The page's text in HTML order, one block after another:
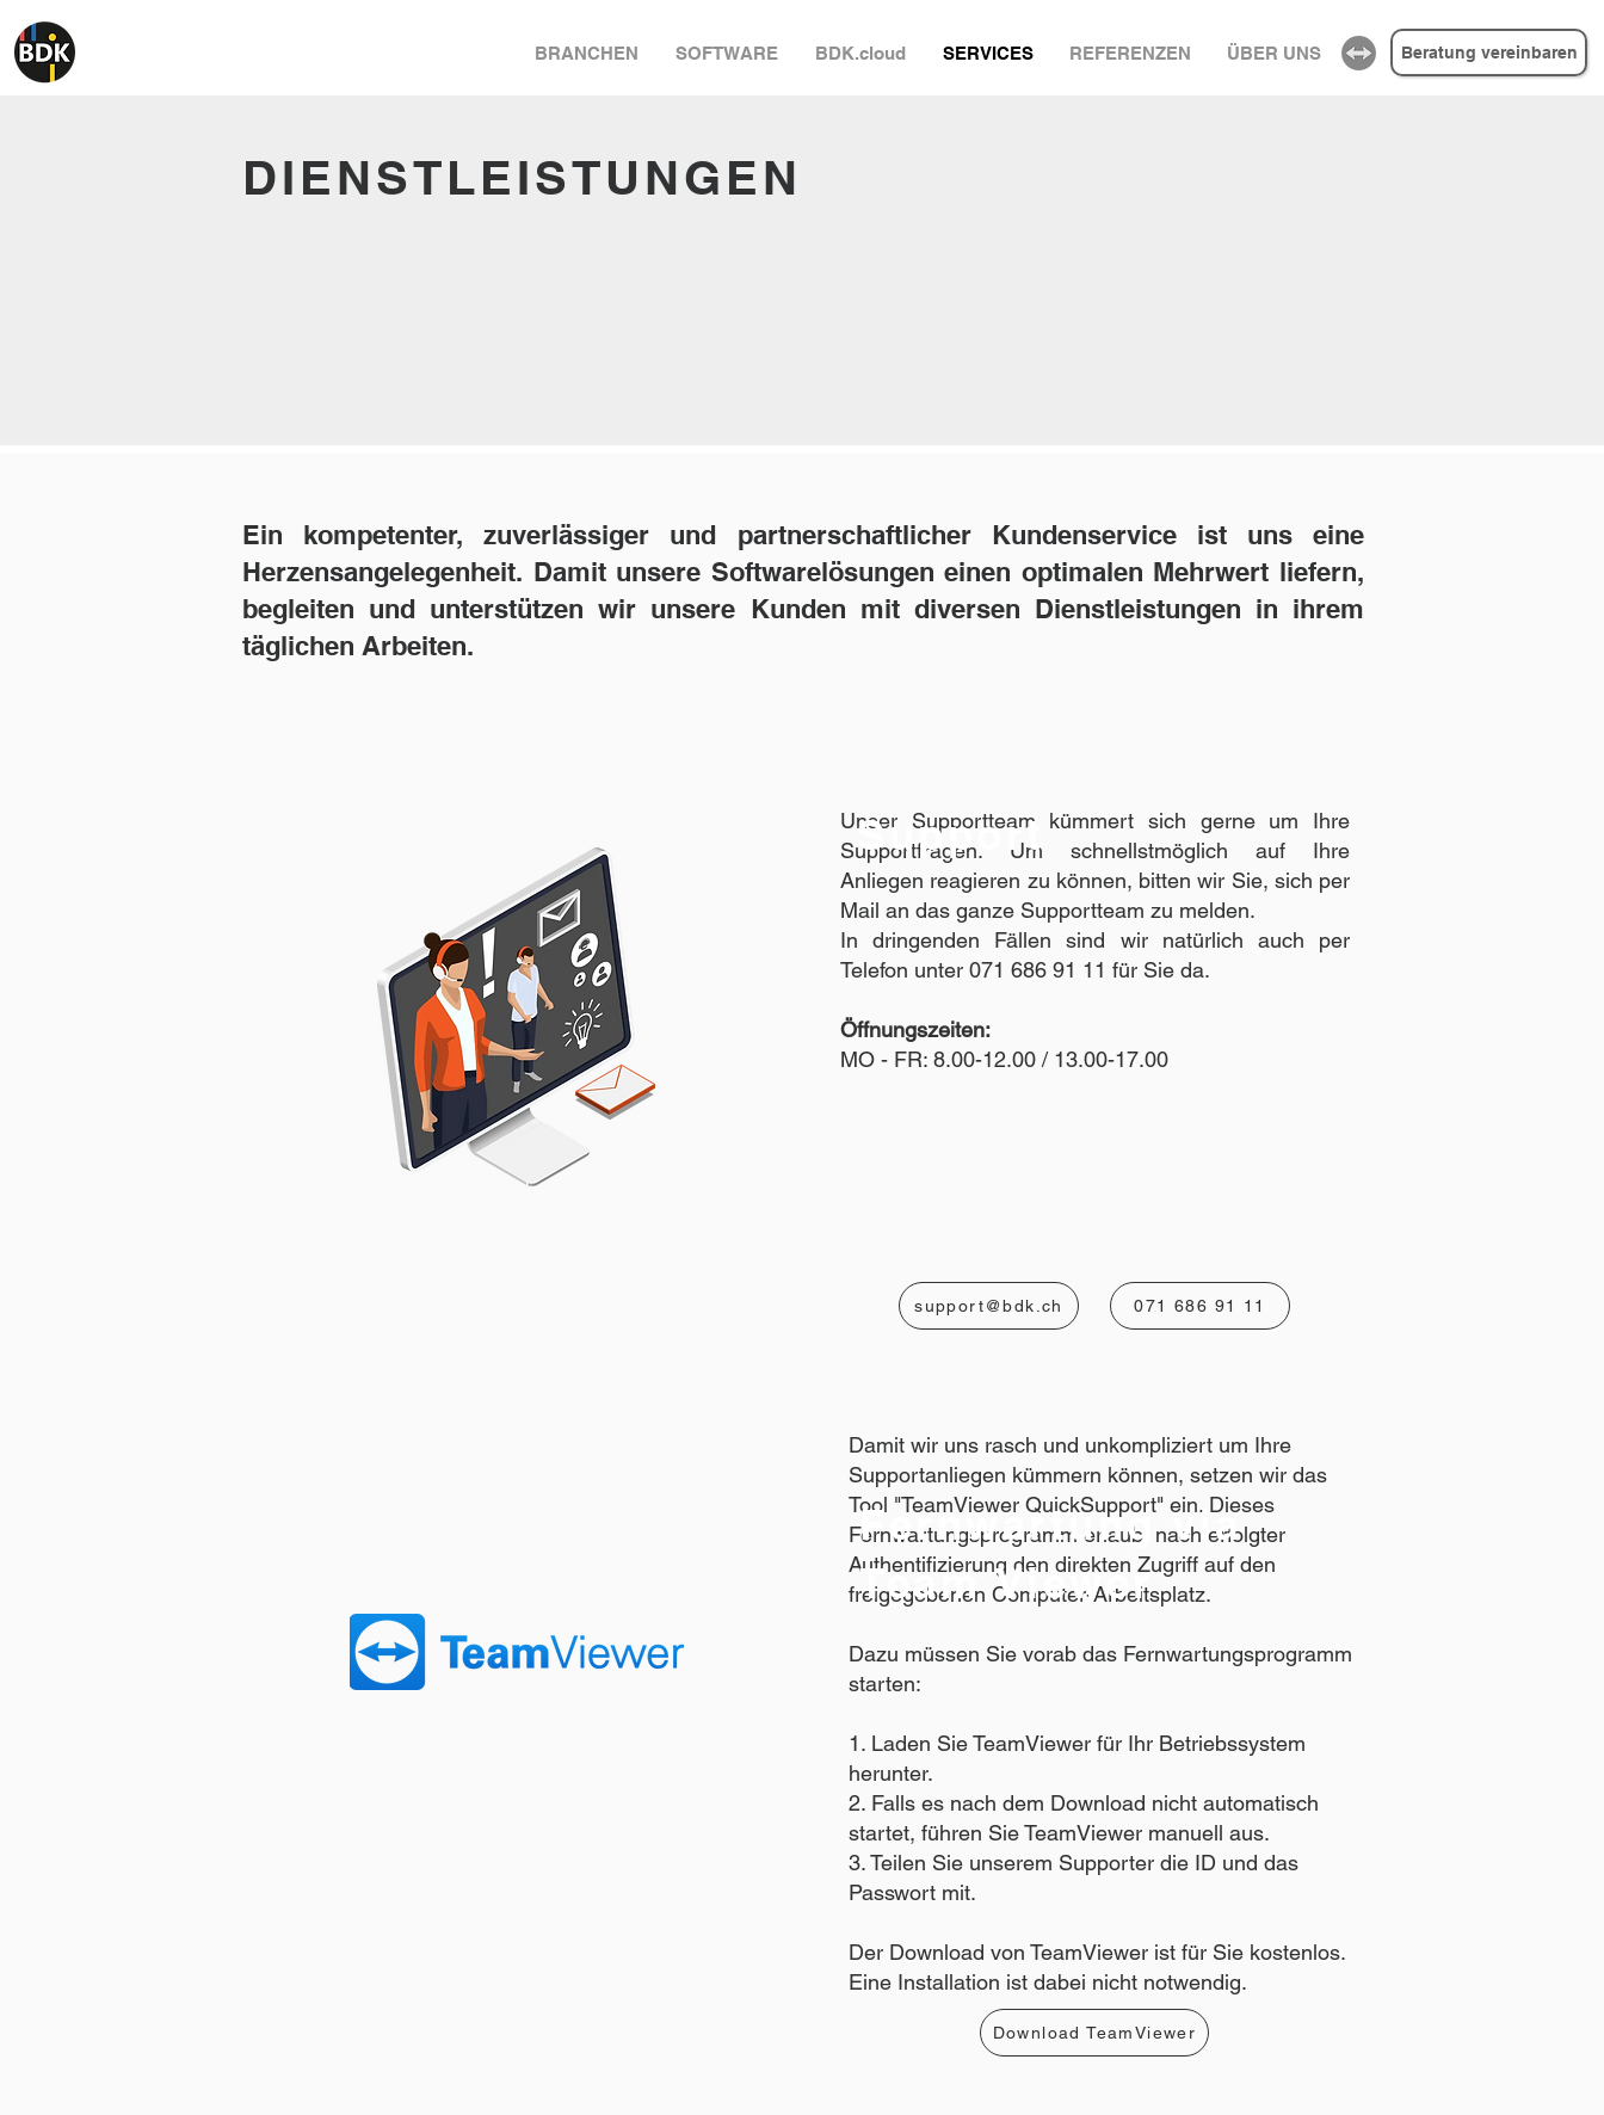
BRANCHEN SOFTWARE BDK.cloud SERVICES REFERENZEN ÜBER UNS Beratung vereinbaren
DIENSTLEISTUNGEN
Ein kompetenter, zuverlässiger und partnerschaftlicher Kundenservice ist uns eine
Herzensangelegenheit. Damit unsere Softwarelösungen einen optimalen Mehrwert liefern,
begleiten und unterstützen wir unsere Kunden mit diversen Dienstleistungen in ihrem
täglichen Arbeiten.
Unser Supportteam kümmert sich gerne um Ihre
Supportfragen. Um schnellstmöglich auf Ihre
Anliegen reagieren zu können, bitten wir Sie, sich per
Mail an das ganze Supportteam zu melden.
In dringenden Fällen sind wir natürlich auch per
Telefon unter 071 686 91 11 für Sie da.
Öffnungszeiten:
MO - FR: 8.00-12.00 / 13.00-17.00
support@bdk.ch 071 686 91 11
Support
​Damit wir uns rasch und unkompliziert um Ihre
Supportanliegen kümmern können, setzen wir das
Tool "TeamViewer QuickSupport" ein. Dieses
Fernwartungsprogramm erlaubt nach erfolgter
Authentifizierung den direkten Zugriff auf den
freigegebenen Computer-Arbeitsplatz.
Dazu müssen Sie vorab das Fernwartungsprogramm
starten:
1. Laden Sie TeamViewer für Ihr Betriebssystem
herunter.
2. Falls es nach dem Download nicht automatisch
startet, führen Sie TeamViewer manuell aus.
3. Teilen Sie unserem Supporter die ID und das
Passwort mit.
Der Download von TeamViewer ist für Sie kostenlos.
Eine Installation ist dabei nicht notwendig.
Download TeamViewer
Fernwartung via
Team Viewer